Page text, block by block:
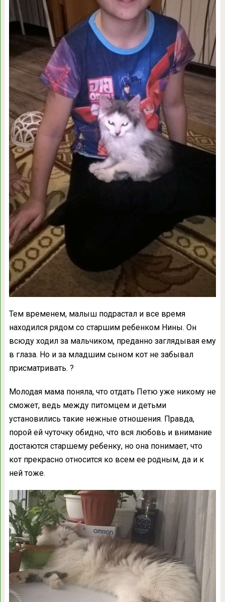
Тем временем, малыш подрастал и все время
находился рядом со старшим ребенком Нины. Он
всюду ходил за мальчиком, преданно заглядывая ему
в глаза. Но и за младшим сыном кот не забывал
присматривать. ?
Молодая мама поняла, что отдать Петю уже никому не
сможет, ведь между питомцем и детьми
установились такие нежные отношения. Правда,
порой ей чуточку обидно, что вся любовь и внимание
достаются старшему ребенку, но она понимает, что
кот прекрасно относится ко всем ее родным, да и к
ней тоже.